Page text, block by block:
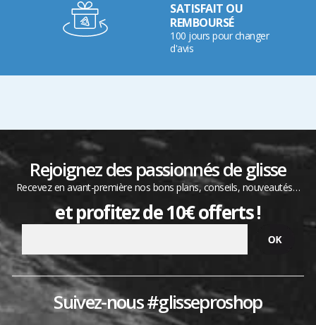
SATISFAIT OU
REMBOURSÉ
100 jours pour changer
d'avis
Rejoignez des passionnés de glisse
Recevez en avant-première nos bons plans, conseils, nouveautés…
et profitez de 10€ offerts !
Suivez-nous #glisseproshop